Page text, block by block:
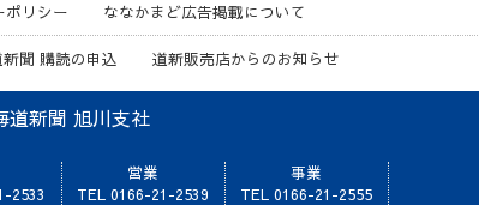
ポリシー ななかまど広告掲載について
聞 購読の申込 道新販売店からのお知らせ
道新聞 旭川支社
2533
営業
TEL 0166-21-2539
事業
TEL 0166-21-2555